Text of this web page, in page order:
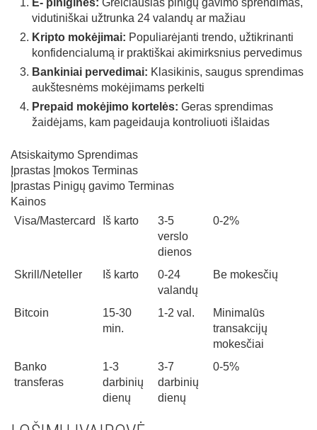
E- piniginės: Greičiausias pinigų gavimo sprendimas,
vidutiniškai užtrunka 24 valandų ar mažiau
Kripto mokėjimai: Populiarėjanti trendo, užtikrinanti
konfidencialumą ir praktiškai akimirksnius pervedimus
Bankiniai pervedimai: Klasikinis, saugus sprendimas
aukštesnėms mokėjimams perkelti
Prepaid mokėjimo kortelės: Geras sprendimas
žaidėjams, kam pageidauja kontroliuoti išlaidas
Atsiskaitymo Sprendimas
Įprastas Įmokos Terminas
Įprastas Pinigų gavimo Terminas
Kainos
Visa/Mastercard
Iš karto
3-5
verslo
dienos
0-2%
Skrill/Neteller Iš karto
0-24
valandų
Be mokesčių
Bitcoin
15-30
min.
1-2 val.
Minimalūs
transakcijų
mokesčiai
Banko
transferas
1-3
darbinių
dienų
3-7
darbinių
dienų
0-5%